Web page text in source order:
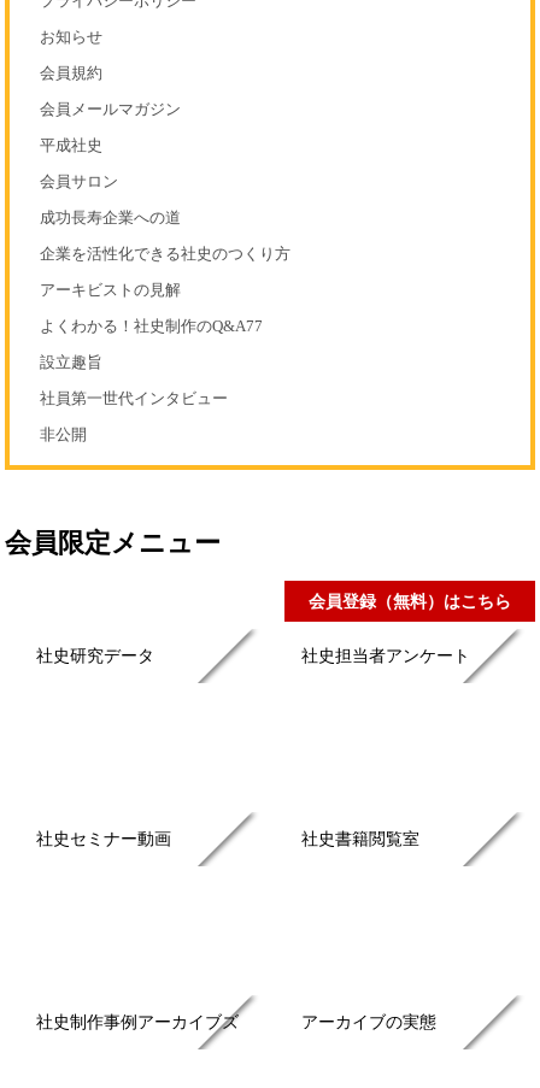
お知らせ
会員規約
会員メールマガジン
平成社史
会員サロン
成功長寿企業への道
企業を活性化できる社史のつくり方
アーキビストの見解
よくわかる！社史制作のQ&A77
設立趣旨
社員第一世代インタビュー
非公開
会員限定メニュー
会員登録（無料）はこちら
社史研究データ 社史担当者アンケート
社史セミナー動画 社史書籍閲覧室
社史制作事例アーカイブズ アーカイブの実態